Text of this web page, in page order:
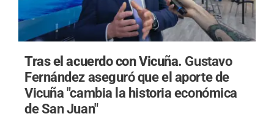
Tras el acuerdo con Vicuña. Gustavo
Fernández aseguró que el aporte de
Vicuña "cambia la historia económica
de San Juan"